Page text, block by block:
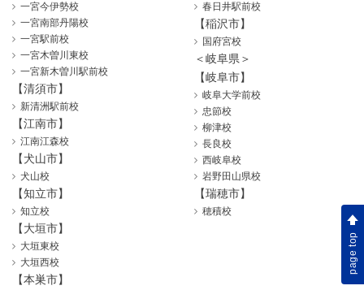
一宮今伊勢校
一宮南部丹陽校
一宮駅前校
一宮木曽川東校
一宮新木曽川駅前校
【清須市】
新清洲駅前校
【江南市】
江南江森校
【犬山市】
犬山校
【知立市】
知立校
春日井駅前校
【稲沢市】
国府宮校
＜岐阜県＞
【岐阜市】
岐阜大学前校
忠節校
柳津校
長良校
西岐阜校
岩野田山県校
【瑞穂市】
穂積校
【大垣市】
大垣東校
大垣西校
【本巣市】
page top